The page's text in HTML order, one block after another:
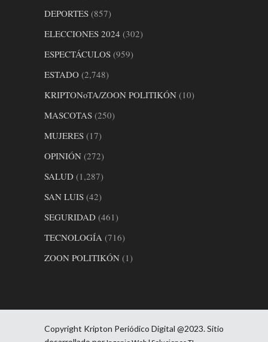
DEPORTES (857)
ELECCIONES 2024 (302)
ESPECTÁCULOS (959)
ESTADO (2,748)
KRIPTONoTA/ZOON POLITIKÓN (10)
MASCOTAS (250)
MUJERES (17)
OPINIÓN (272)
SALUD (1,287)
SAN LUIS (42)
SEGURIDAD (461)
TECNOLOGÍA (716)
ZOON POLITIKÓN (1)
Copyright Kripton Periódico Digital @2023. Sitio